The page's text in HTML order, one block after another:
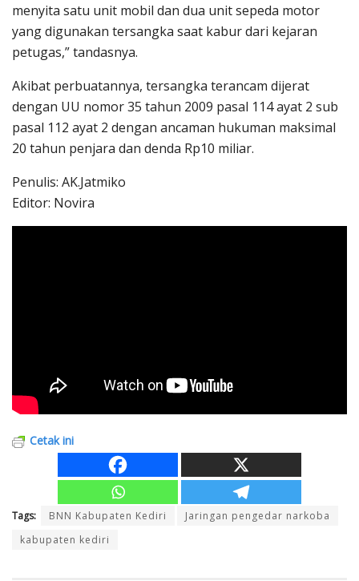
menyita satu unit mobil dan dua unit sepeda motor
yang digunakan tersangka saat kabur dari kejaran
petugas,” tandasnya.
Akibat perbuatannya, tersangka terancam dijerat
dengan UU nomor 35 tahun 2009 pasal 114 ayat 2 sub
pasal 112 ayat 2 dengan ancaman hukuman maksimal
20 tahun penjara dan denda Rp10 miliar.
Penulis: AK.Jatmiko
Editor: Novira
Cetak ini
Tags: BNN Kabupaten Kediri
Jaringan pengedar narkoba
kabupaten kediri